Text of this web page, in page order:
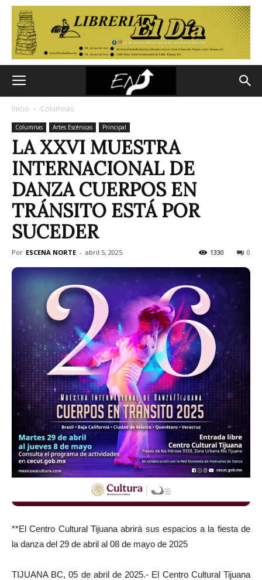
Inicio Columnas
Columnas Artes Escénicas Principal
LA XXVI MUESTRA
INTERNACIONAL DE
DANZA CUERPOS EN
TRÁNSITO ESTÁ POR
SUCEDER
Por ESCENA NORTE - abril 5, 2025 0
1330
**El Centro Cultural Tijuana abrirá sus espacios a la fiesta de
la danza del 29 de abril al 08 de mayo de 2025
TIJUANA BC, 05 de abril de 2025.- El Centro Cultural Tijuana